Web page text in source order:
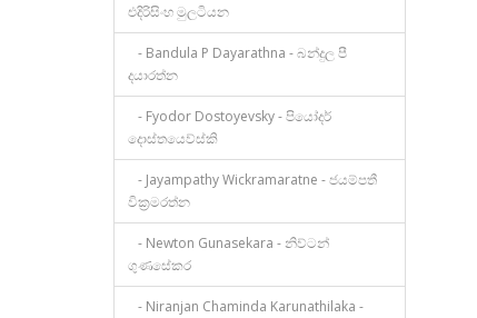
එදිරිසිංහ මුලටියන
- Bandula P Dayarathna - බන්දුල පී
දයාරත්න
- Fyodor Dostoyevsky - පියෝදර්
දොස්තයෙව්ස්කි
- Jayampathy Wickramaratne - ජයම්පතී
වික්‍රමරත්න
- Newton Gunasekara - නිව්ටන්
ගුණසේකර
- Niranjan Chaminda Karunathilaka -